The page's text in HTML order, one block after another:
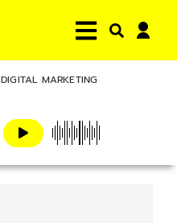
DIGITAL MARKETING